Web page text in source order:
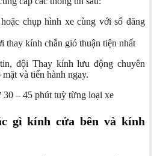
chụp hình xe cùng với sổ đăng
kính chắn gió thuận tiện nhất
đội Thay kính lưu động chuyên
và tiến hành ngay.
– 45 phút tuỳ từng loại xe
gì kính cửa bên và kính